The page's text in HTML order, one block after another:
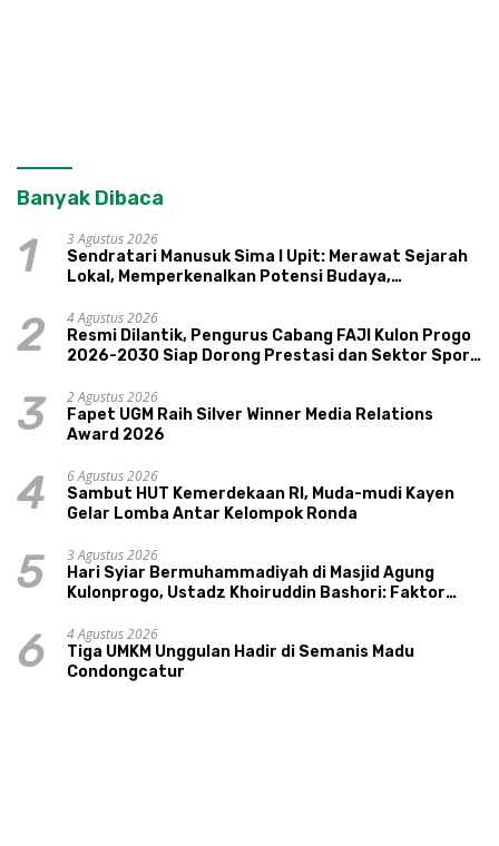
Banyak Dibaca
1
3 Agustus 2026
Sendratari Manusuk Sima I Upit: Merawat Sejarah
Lokal, Memperkenalkan Potensi Budaya,
2
4 Agustus 2026
Resmi Dilantik, Pengurus Cabang FAJI Kulon Progo
2026-2030 Siap Dorong Prestasi dan Sektor Sport
3
2 Agustus 2026
Fapet UGM Raih Silver Winner Media Relations
Award 2026
4
6 Agustus 2026
Sambut HUT Kemerdekaan RI, Muda-mudi Kayen
Gelar Lomba Antar Kelompok Ronda
5
3 Agustus 2026
Hari Syiar Bermuhammadiyah di Masjid Agung
Kulonprogo, Ustadz Khoiruddin Bashori: Faktor
6
4 Agustus 2026
Tiga UMKM Unggulan Hadir di Semanis Madu
Condongcatur